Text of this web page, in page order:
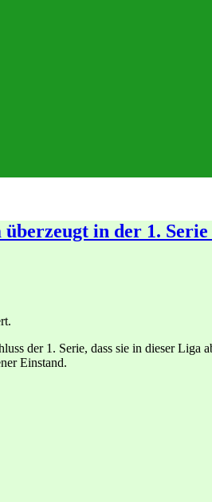
in der 1. Serie
der 1. Serie, dass sie in dieser
Einstand.